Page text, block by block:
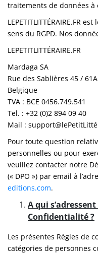
traitements de données à
LEPETITLITTÉRAIRE.FR est
sens du RGPD. Nos
LEPETITLITTÉRAIRE.FR
Mardaga SA
Rue des Sablières 45 /
Belgique
TVA : BCE 0456.749.541
Tel. : +32 (0)2 894 09 40
Mail :
Pour toute question
personnelles ou pour
veuillez contacter notre
(« DPO ») par email à
editions.com.
A qui
Confidentialité ?
Les présentes Règles de
catégories de personnes